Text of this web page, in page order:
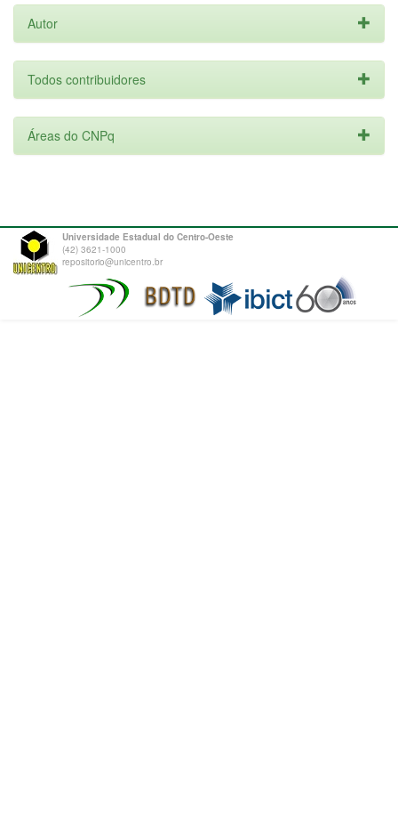
Autor
Todos contribuidores
Áreas do CNPq
Universidade Estadual do Centro-Oeste
(42) 3621-1000
repositorio@unicentro.br